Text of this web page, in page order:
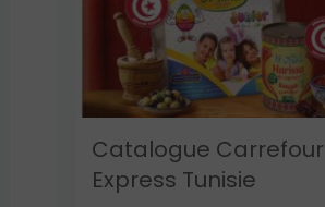
Catalogue Carrefour
Express Tunisie